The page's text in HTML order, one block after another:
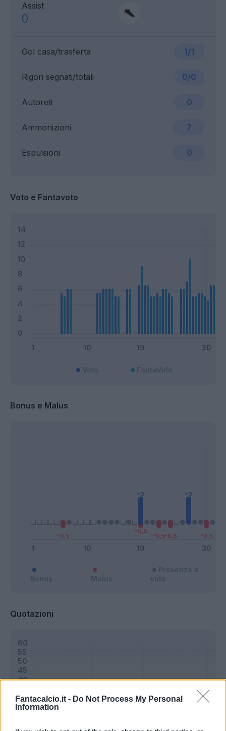
Fantacalcio.it - Do Not Process My Personal
Information
Assist
0
Gol casa/trasferta 1/1
Ammonizioni 7
Rigori segnati/totali 0/0
Espulsioni 0
Autoreti 0
Voto e Fantavoto
Bonus e Malus
Quotazioni